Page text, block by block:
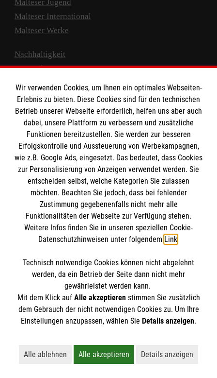
Malteser Jugend
Malteser International
Malteser Werke
Nachhaltigkeit
Prävention
Compliance
Transparenz
Spenden und Helfen
Spendenkonto
Empfänger: Malteser Hilfsdienst e.V.
IBAN: DE10 3706 0120 1201 2000 12
BIC: GENODED 1PA7
Newsletter abonnieren
Cookies verwalten Impressum | Datenschutz
Wir verwenden Cookies, um Ihnen ein optimales Webseiten-
Erlebnis zu bieten. Diese Cookies sind für den technischen
Betrieb unserer Webseite erforderlich, helfen uns aber auch
dabei, unsere Plattform zu verbessern und zusätzliche
Funktionen bereitzustellen. Sie werden zur besseren
Erfolgskontrolle und Aussteuerung von Werbekampagnen,
wie z.B. Google Ads, eingesetzt. Das bedeutet, dass Cookies
zur Personalisierung von Anzeigen verwendet werden. Sie
entscheiden selbst, welche Kategorien Sie zulassen
möchten. Beachten Sie jedoch, dass bei fehlender
Zustimmung gegebenenfalls nicht mehr alle
Funktionalitäten der Webseite zur Verfügung stehen.
Weitere Infos finden Sie in unseren speziellen Cookie-
Datenschutzhinweisen unter folgendem Link.
Technisch notwendige Cookies können nicht abgelehnt
werden, da ein Betrieb der Seite dann nicht mehr
gewährleistet werden kann.
Mit dem Klick auf Alle akzeptierenstimmen Sie zusätzlich
dem Gebrauch der nicht notwendigen Cookies zu. Um Ihre
Einstellungen anzupassen, wählen Sie Details anzeigen.
Alle ablehnen
Lehnt alle nicht-essentiellen Cookies ab
Alle akzeptieren
Akzeptiert alle Cookies
Details anzeigen